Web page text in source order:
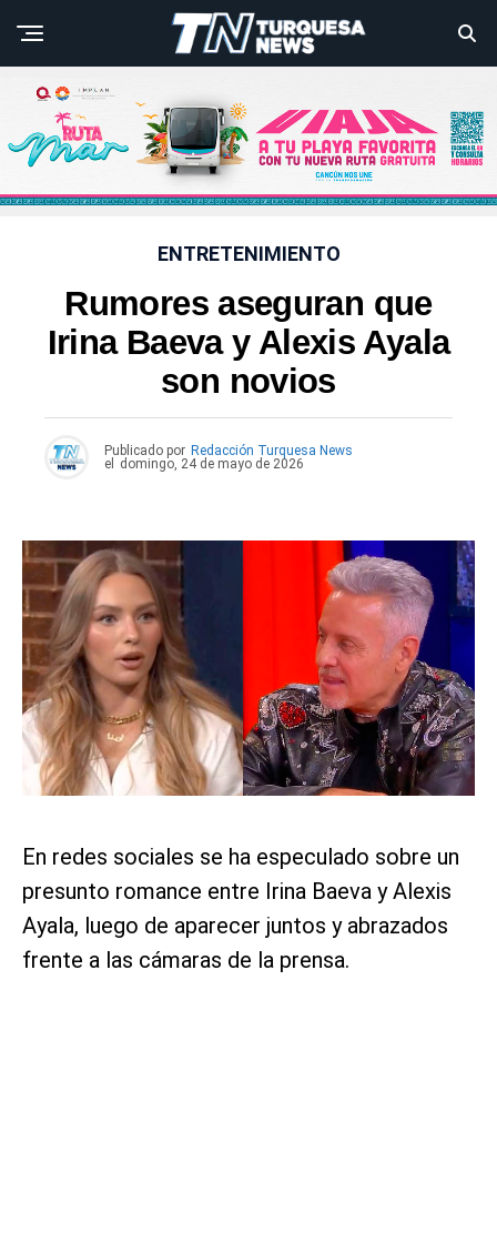
ENTRETENIMIENTO
Rumores aseguran que
Irina Baeva y Alexis Ayala
son novios
Publicado por Redacción Turquesa News
el
domingo, 24 de mayo de 2026
En redes sociales se ha especulado sobre un
presunto romance entre Irina Baeva y Alexis
Ayala, luego de aparecer juntos y abrazados
frente a las cámaras de la prensa.